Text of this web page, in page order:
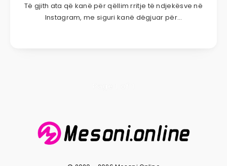
Të gjith ata që kanë për qëllim rritje të ndjekësve në
lnstagram, me siguri kanë dëgjuar për…